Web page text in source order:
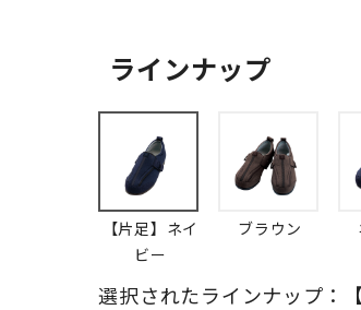
ラインナップ
【片足】ネイ
ビー
ブラウン
選択されたラインナップ：